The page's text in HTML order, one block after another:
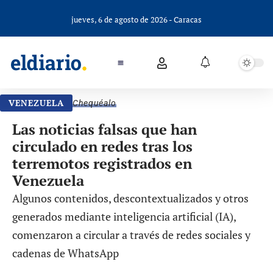
jueves, 6 de agosto de 2026 - Caracas
VENEZUELA Chequéalo
Las noticias falsas que han
circulado en redes tras los
terremotos registrados en
Venezuela
Algunos contenidos, descontextualizados y otros
generados mediante inteligencia artificial (IA),
comenzaron a circular a través de redes sociales y
cadenas de WhatsApp